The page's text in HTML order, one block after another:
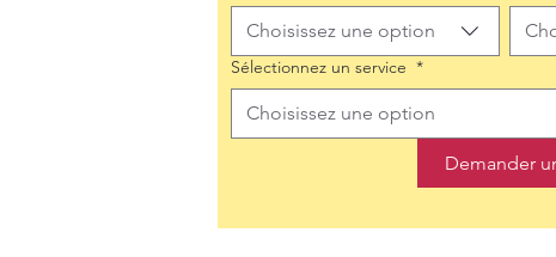
Choisissez une option
Sélectionnez un service *
Choisissez une option
Demander